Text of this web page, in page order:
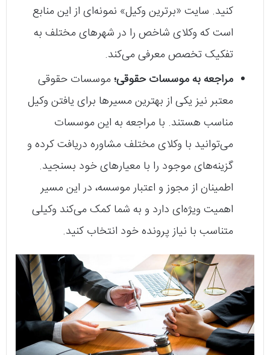
کنید. سایت «برترین وکیل» نمونه‌ای از این منابع
است که وکلای شاخص را در شهرهای مختلف به
تفکیک تخصص معرفی می‌کند.
مراجعه به موسسات حقوقی؛موسسات حقوقی
معتبر نیز یکی از بهترین مسیرها برای یافتن وکیل
مناسب هستند. با مراجعه به این موسسات
می‌توانید با وکلای مختلف مشاوره دریافت کرده و
گزینه‌های موجود را با معیارهای خود بسنجید.
اطمینان از مجوز و اعتبار موسسه، در این مسیر
اهمیت ویژه‌ای دارد و به شما کمک می‌کند وکیلی
متناسب با نیاز پرونده خود انتخاب کنید.